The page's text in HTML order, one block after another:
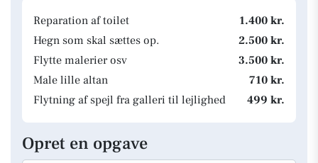
Reparation af toilet
1.400 kr.
Hegn som skal sættes op.
2.500 kr.
Flytte malerier osv
3.500 kr.
Male lille altan
710 kr.
Flytning af spejl fra galleri til lejlighed
499 kr.
Opret en opgave